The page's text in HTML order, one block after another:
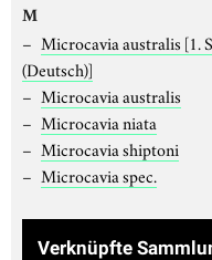
M
Microcavia australis [1.
(Deutsch)]
Microcavia australis
Microcavia niata
Microcavia shiptoni
Microcavia spec.
Verknüpfte